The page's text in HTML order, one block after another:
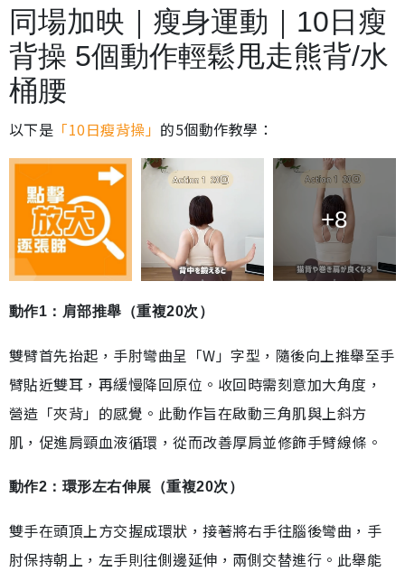
同場加映｜瘦身運動｜10日瘦
背操 5個動作輕鬆甩走熊背/水
桶腰
以下是 「10日瘦背操」 的5個動作教學：
+8
動作1：肩部推舉（重複20次）
雙臂首先抬起，手肘彎曲呈「W」字型，隨後向上推舉至手
臂貼近雙耳，再緩慢降回原位。收回時需刻意加大角度，
營造「夾背」的感覺。此動作旨在啟動三角肌與上斜方
肌，促進肩頸血液循環，從而改善厚肩並修飾手臂線條。
動作2：環形左右伸展（重複20次）
雙手在頭頂上方交握成環狀，接著將右手往腦後彎曲，手
肘保持朝上，左手則往側邊延伸，兩側交替進行。此舉能